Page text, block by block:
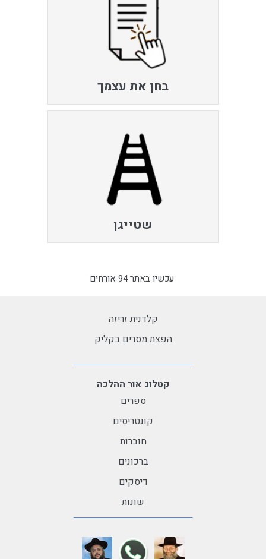
בחן את עצמך
שטייגן
עכשיו באתר 94 אורחים
קלדנית זריזה
הפצת מסרים בקליק
קטלוג אור ההלכה
ספרים
קונטריסים
חוברות
ברכונים
דיסקים
שונות